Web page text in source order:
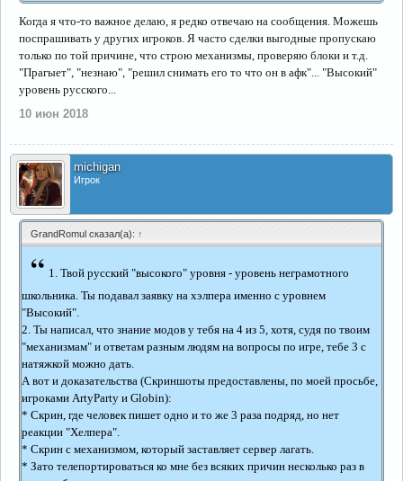
Когда я что-то важное делаю, я редко отвечаю на сообщения. Можешь
поспрашивать у других игроков. Я часто сделки выгодные пропускаю
только по той причине, что строю механизмы, проверяю блоки и т.д.
"Прагыет", "незнаю", "решил снимать его то что он в афк"... "Высокий"
уровень русского...
10 июн 2018
michigan
Игрок
GrandRomul сказал(а): ↑
“ 1. Твой русский "высокого" уровня - уровень неграмотного
школьника. Ты подавал заявку на хэлпера именно с уровнем
"Высокий".
2. Ты написал, что знание модов у тебя на 4 из 5, хотя, судя по твоим
"механизмам" и ответам разным людям на вопросы по игре, тебе 3 с
натяжкой можно дать.
А вот и доказательства (Скриншоты предоставлены, по моей просьбе,
игроками ArtyParty и Globin):
* Скрин, где человек пишет одно и то же 3 раза подряд, но нет
реакции "Хелпера".
* Скрин с механизмом, который заставляет сервер лагать.
* Зато телепортироваться ко мне без всяких причин несколько раз в